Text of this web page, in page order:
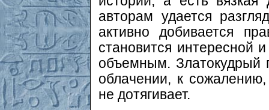
авторам удается
активно добивается
становится интересной
объемным. Златокудрый
облачении, к сожалению,
не дотягивает.